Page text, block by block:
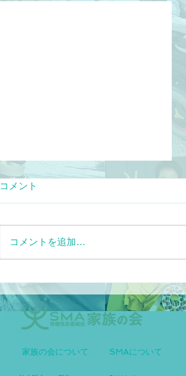
内
コメント
コメントを追加…
家族の会について SMAについて